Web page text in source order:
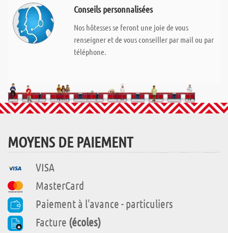
Conseils personnalisées
Nos hôtesses se feront une joie de vous
renseigner et de vous conseiller par mail ou par
téléphone.
MOYENS DE PAIEMENT
VISA
MasterCard
Paiement à l'avance - particuliers
Facture (écoles)